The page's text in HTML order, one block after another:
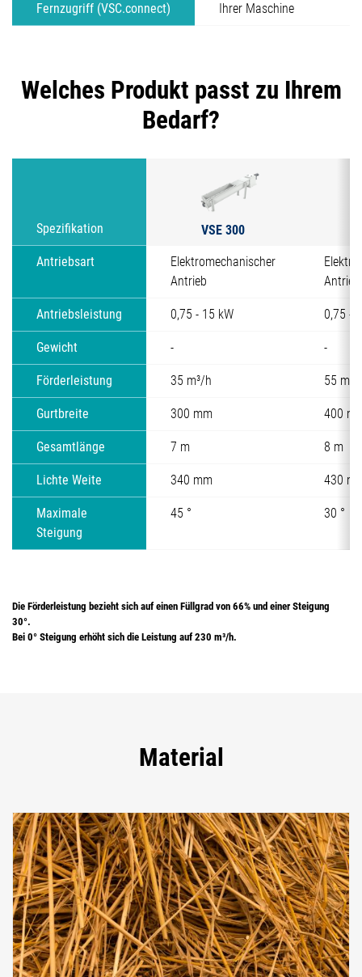
Fernzugriff (VSC.connect)
Ihrer Maschine
Welches Produkt passt zu Ihrem
Bedarf?
Spezifikation VSE 300
Antriebsart
Elektromechanischer
Antrieb
Antrieb
Antriebsleistung 0,75 - 15 kW 0,75 -
Gewicht - -
Förderleistung 35 m³/h 55 m³/
Gurtbreite 300 mm 400
Gesamtlänge 7 m 8 m
Lichte Weite 340 mm 430
Maximale
Steigung
45 ° 30 °
Die Förderleistung bezieht sich auf einen Füllgrad von 66% und einer Steigung
30°.
Bei 0° Steigung erhöht sich die Leistung auf 230 m³/h.
Material